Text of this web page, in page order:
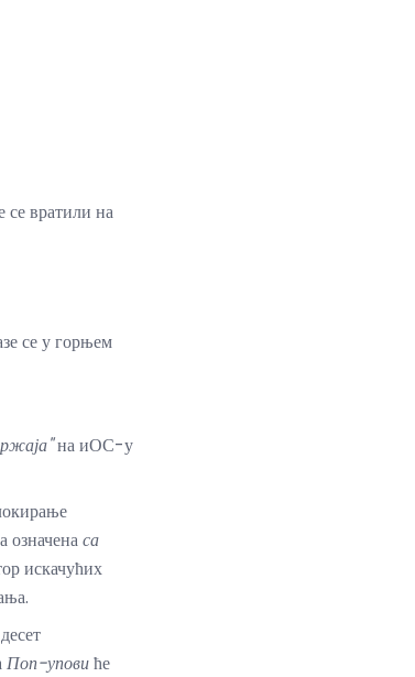
се вратили на
се у горњем
на иОС-у
означенаса
искачућих
Поп-уповиће